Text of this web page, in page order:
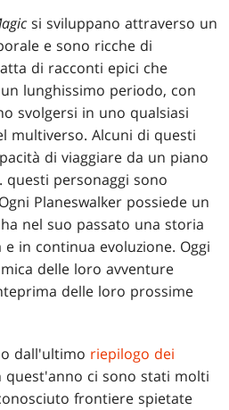
si sviluppano attraverso un
e sono ricche di
di racconti epici che
lunghissimo periodo, con
svolgersi in uno qualsiasi
multiverso. Alcuni di questi
di viaggiare da un piano
personaggi sono
Planeswalker possiede un
nel suo passato una storia
in continua evoluzione. Oggi
delle loro avventure
delle loro prossime
dall'ultimo riepilogo dei
quest'anno ci sono stati molti
frontiere spietate